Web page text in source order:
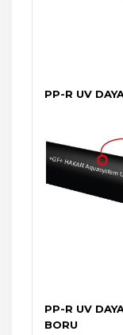
PP-R UV
PP-R UV
BORU